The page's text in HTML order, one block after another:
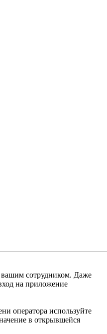
сотрудником. Даже
на приложение
оператора используйте
в открывшейся